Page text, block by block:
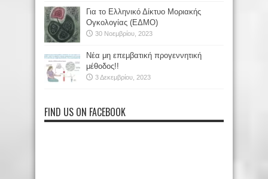
Για το Ελληνικό Δίκτυο Μοριακής
Ογκολογίας (ΕΔΜΟ)
30 Νοεμβρίου, 2023
Νέα μη επεμβατική προγεννητική
μέθοδος!!
3 Δεκεμβρίου, 2023
FIND US ON FACEBOOK